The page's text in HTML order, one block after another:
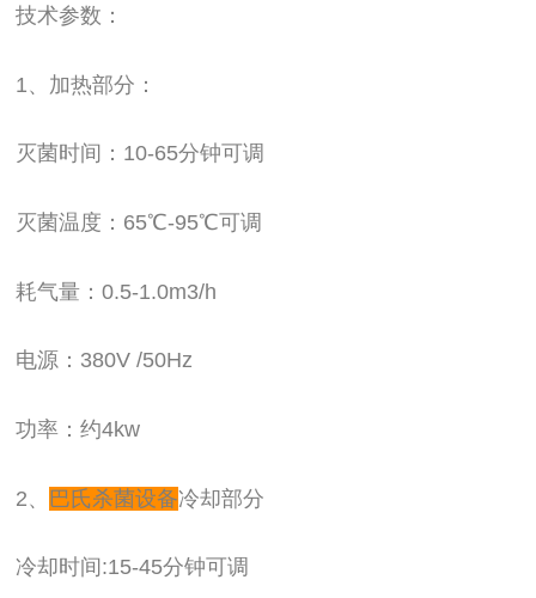
技术参数：
1、加热部分：
灭菌时间：10-65分钟可调
灭菌温度：65℃-95℃可调
耗气量：0.5-1.0m3/h
电源：380V /50Hz
功率：约4kw
2、 巴氏杀菌设备冷却部分
冷却时间:15-45分钟可调